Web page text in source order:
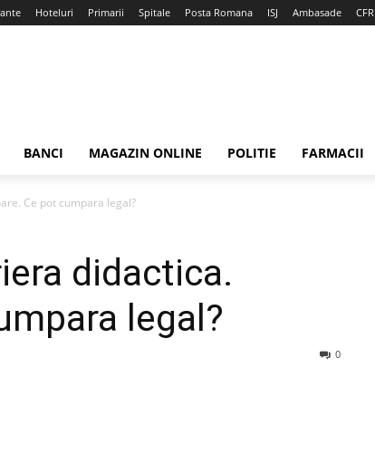
Hoteluri Primarii Spitale Posta Romana ISJ Ambasade CFR
BANCI MAGAZIN ONLINE POLITIE FARMACII
Ce pot cumpara legal?
didactica.
legal?
0